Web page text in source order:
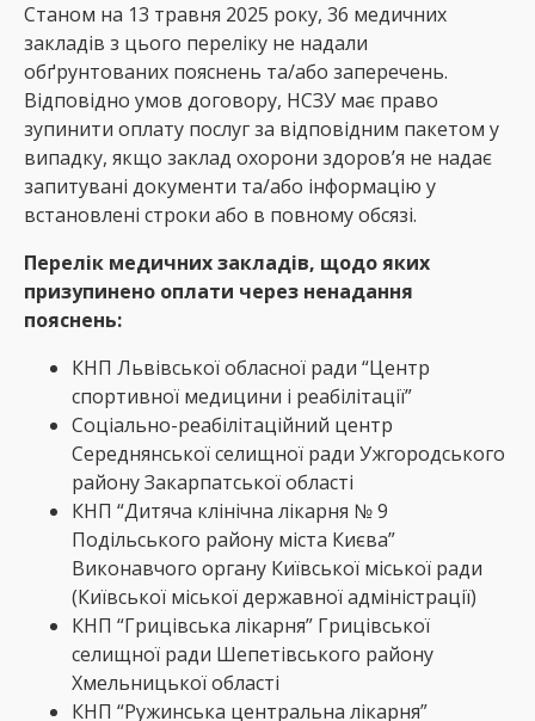
Станом на 13 травня 2025 року, 36 медичних
закладів з цього переліку не надали
обґрунтованих пояснень та/або заперечень.
Відповідно умов договору, НСЗУ має право
зупинити оплату послуг за відповідним пакетом у
випадку, якщо заклад охорони здоров’я не надає
запитувані документи та/або інформацію у
встановлені строки або в повному обсязі.
Перелік медичних закладів, щодо яких
призупинено оплати через ненадання
пояснень:
КНП Львівської обласної ради “Центр
спортивної медицини і реабілітації”
Соціально-реабілітаційний центр
Середнянської селищної ради Ужгородського
району Закарпатської області
КНП “Дитяча клінічна лікарня № 9
Подільського району міста Києва”
Виконавчого органу Київської міської ради
(Київської міської державної адміністрації)
КНП “Грицівська лікарня” Грицівської
селищної ради Шепетівського району
Хмельницької області
КНП “Ружинська центральна лікарня”